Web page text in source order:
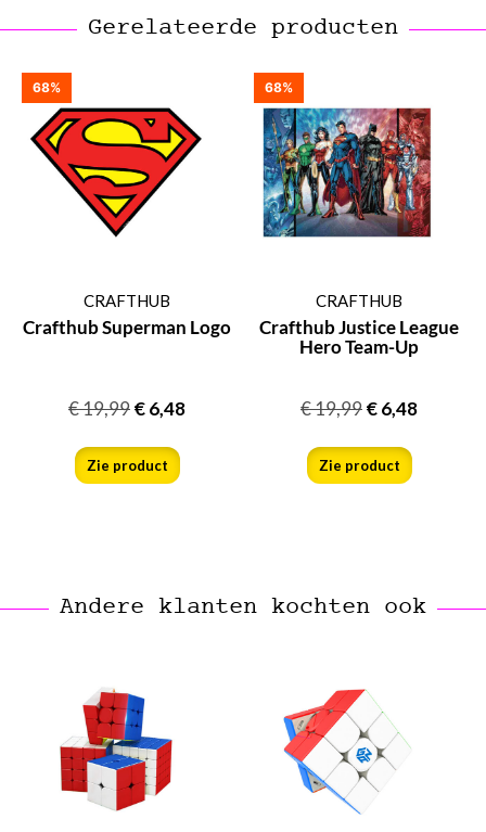
Gerelateerde producten
68%
CRAFTHUB
Crafthub Superman Logo
€19,99€6,48
Zie product
68%
CRAFTHUB
Crafthub Justice League
Hero Team-Up
€19,99€6,48
Zie product
Andere klanten kochten ook